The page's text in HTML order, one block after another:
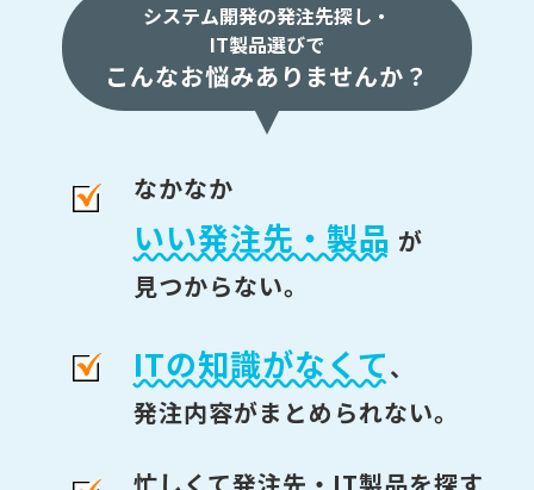
システム開発の発注先探し・
IT製品選びで
こんなお悩みありませんか？
なかなか
いい発注先・製品 が
見つからない。
ITの知識がなくて、
発注内容がまとめられない。